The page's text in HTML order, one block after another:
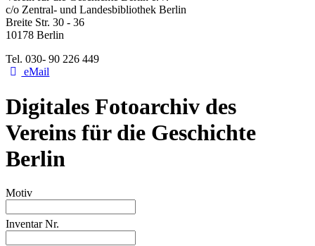
c/o Zentral- und Landesbibliothek Berlin
Breite Str. 30 - 36
10178 Berlin
Tel. 030- 90 226 449
eMail
Digitales Fotoarchiv des
Vereins für die Geschichte
Berlin
Motiv
Inventar Nr.